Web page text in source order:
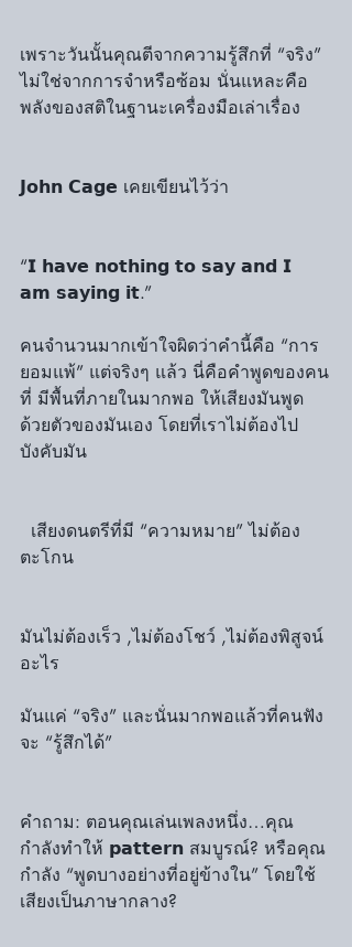
เพราะวันนั้นคุณตีจากความรู้สึกที่ “จริง”
ไม่ใช่จากการจำหรือซ้อม นั่นแหละคือ
พลังของสติในฐานะเครื่องมือเล่าเรื่อง
𝗝𝗼𝗵𝗻 𝗖𝗮𝗴𝗲 เคยเขียนไว้ว่า
“𝗜 𝗵𝗮𝘃𝗲 𝗻𝗼𝘁𝗵𝗶𝗻𝗴 𝘁𝗼 𝘀𝗮𝘆 𝗮𝗻𝗱 𝗜
𝗮𝗺 𝘀𝗮𝘆𝗶𝗻𝗴 𝗶𝘁.”
คนจำนวนมากเข้าใจผิดว่าคำนี้คือ “การ
ยอมแพ้” แต่จริงๆ แล้ว นี่คือคำพูดของคน
ที่ มีพื้นที่ภายในมากพอ ให้เสียงมันพูด
ด้วยตัวของมันเอง โดยที่เราไม่ต้องไป
บังคับมัน
เสียงดนตรีที่มี “ความหมาย” ไม่ต้อง
ตะโกน
มันไม่ต้องเร็ว ,ไม่ต้องโชว์ ,ไม่ต้องพิสูจน์
อะไร
มันแค่ “จริง” และนั่นมากพอแล้วที่คนฟัง
จะ “รู้สึกได้”
คำถาม: ตอนคุณเล่นเพลงหนึ่ง…คุณ
กำลังทำให้ 𝗽𝗮𝘁𝘁𝗲𝗿𝗻 สมบูรณ์? หรือคุณ
กำลัง “พูดบางอย่างที่อยู่ข้างใน” โดยใช้
เสียงเป็นภาษากลาง?